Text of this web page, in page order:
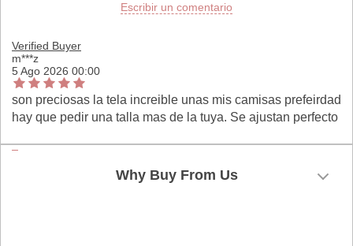
Escribir un comentario
Verified Buyer
m***z
5 Ago 2026 00:00
son preciosas la tela increible unas mis camisas prefeirdad
hay que pedir una talla mas de la tuya. Se ajustan perfecto
Why Buy From Us